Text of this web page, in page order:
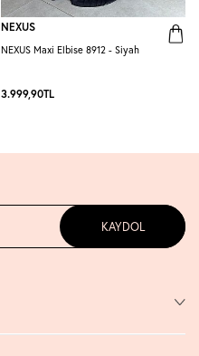
NEXUS
NEXUS Maxi Elbise 8912 - Siyah
3.999,90TL
KAYDOL